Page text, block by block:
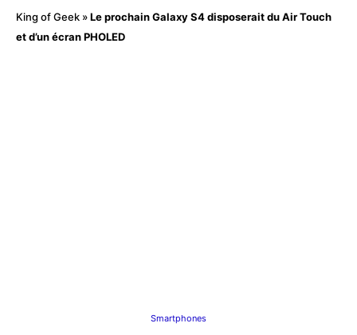
King of Geek »Le prochain Galaxy S4 disposerait du Air Touch
et d’un écran PHOLED
Smartphones